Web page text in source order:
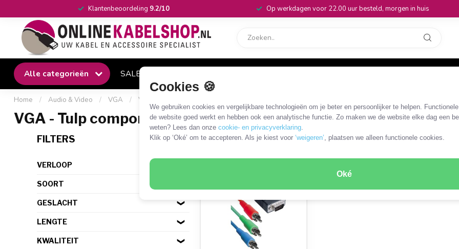
Cookies 🍪
We gebruiken cookies en vergelijkbare technologieën om je beter en persoonlijker te helpen.
de website goed werkt en hebben ook een analytische functie. Zo maken we de website elke dag een
weten? Lees dan onze cookie- en privacyverklaring.
Klik op ‘Oké’ om te accepteren. Als je kiest voor ‘weigeren’, plaatsen we alleen functionele cookies.
Oké
Klantenbeoordeling 9.2/10 Op werkdagen voor 22.00 uur besteld, morgen in huis
Alle categorieën SALE
Home / Audio & Video / VGA / VGA - Tulp
VGA - Tulp component
FILTERS
VERLOOP
SOORT
GESLACHT
LENGTE
KWALITEIT
1 PRODUCT